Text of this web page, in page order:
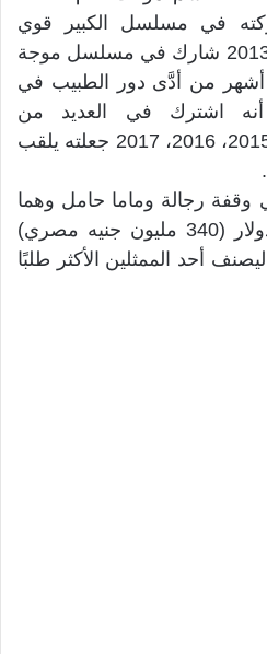
في مسلسل الكبير قوي
بأجزائه الخمسة. في عام 2013 شارك في مسلسل موجة
أشهر من أدَّى دور الطبيب في
أنه اشترك في العديد من
المسلسلات خاصة أعوام 2015، 2016، 2017 جعلته يلقب
فيلمي وقفة رجالة وماما حامل وهما
من بطولته 21.7 مليون دولار (340 مليون جنيه مصري)
لعام 2021، ليصنف أحد الممثلين الأكثر طلبًا